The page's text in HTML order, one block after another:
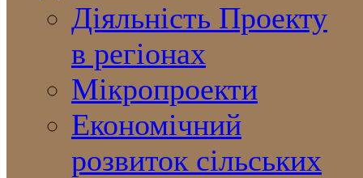
Діяльність Проекту
в регіонах
Мікропроекти
Економічний
розвиток сільських